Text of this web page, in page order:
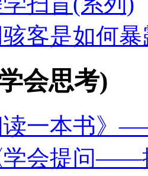
客是如何
会思考)
读一本书》
学会提问——